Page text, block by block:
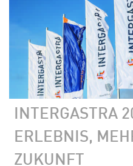
INTERGASTRA
ERLEBNIS,
ZUKUNFT